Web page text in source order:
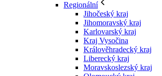
Regionální
Jihočeský kraj
Jihomoravský kraj
Karlovarský kraj
Kraj Vysočina
Králověhradecký kraj
Liberecký kraj
Moravskoslezský kraj